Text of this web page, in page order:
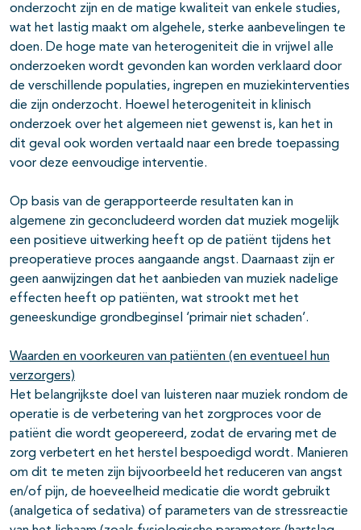
onderzocht zijn en de matige kwaliteit van enkele studies,
wat het lastig maakt om algehele, sterke aanbevelingen te
doen. De hoge mate van heterogeniteit die in vrijwel alle
onderzoeken wordt gevonden kan worden verklaard door
de verschillende populaties, ingrepen en muziekinterventies
die zijn onderzocht. Hoewel heterogeniteit in klinisch
onderzoek over het algemeen niet gewenst is, kan het in
dit geval ook worden vertaald naar een brede toepassing
voor deze eenvoudige interventie.
Op basis van de gerapporteerde resultaten kan in
algemene zin geconcludeerd worden dat muziek mogelijk
een positieve uitwerking heeft op de patiënt tijdens het
preoperatieve proces aangaande angst. Daarnaast zijn er
geen aanwijzingen dat het aanbieden van muziek nadelige
effecten heeft op patiënten, wat strookt met het
geneeskundige grondbeginsel ‘primair niet schaden’.
Waarden en voorkeuren van patiënten (en eventueel hun
verzorgers)
Het belangrijkste doel van luisteren naar muziek rondom de
operatie is de verbetering van het zorgproces voor de
patiënt die wordt geopereerd, zodat de ervaring met de
zorg verbetert en het herstel bespoedigd wordt. Manieren
om dit te meten zijn bijvoorbeeld het reduceren van angst
en/of pijn, de hoeveelheid medicatie die wordt gebruikt
(analgetica of sedativa) of parameters van de stressreactie